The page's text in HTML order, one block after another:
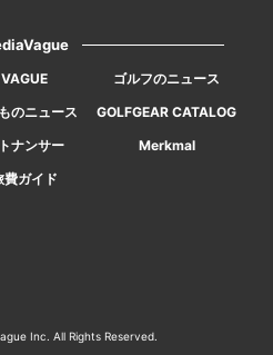
VAGUE
ゴルフのニュース
のニュース
GOLFGEAR CATALOG
ナンサー
Merkmal
費ガイド
Inc. All Rights Reserved.